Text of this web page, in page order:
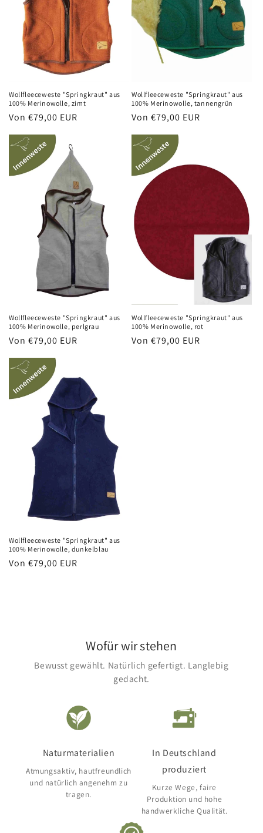
Wollfleeceweste "Springkraut" aus
100% Merinowolle, zimt
Normaler
Preis
Von €79,00 EUR
Wollfleeceweste "Springkraut" aus
100% Merinowolle, tannengrün
Normaler
Von €79,00 EUR
Wollfleeceweste "Springkraut" aus
100% Merinowolle, perlgrau
Normaler
Von €79,00 EUR
Wollfleeceweste "Springkraut" aus
100% Merinowolle, rot
Normaler
Von €79,00 EUR
Wollfleeceweste "Springkraut" aus
100% Merinowolle, dunkelblau
Normaler
Von €79,00 EUR
Wofür wir stehen
Bewusst gewählt. Natürlich gefertigt. Langlebig
gedacht.
Naturmaterialien
Atmungsaktiv, hautfreundlich
und natürlich angenehm zu
tragen.
In Deutschland
produziert
Kurze Wege, faire
Produktion und hohe
handwerkliche Qualität.